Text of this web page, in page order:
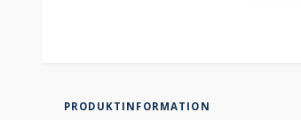
PRODUKTINFORMATION